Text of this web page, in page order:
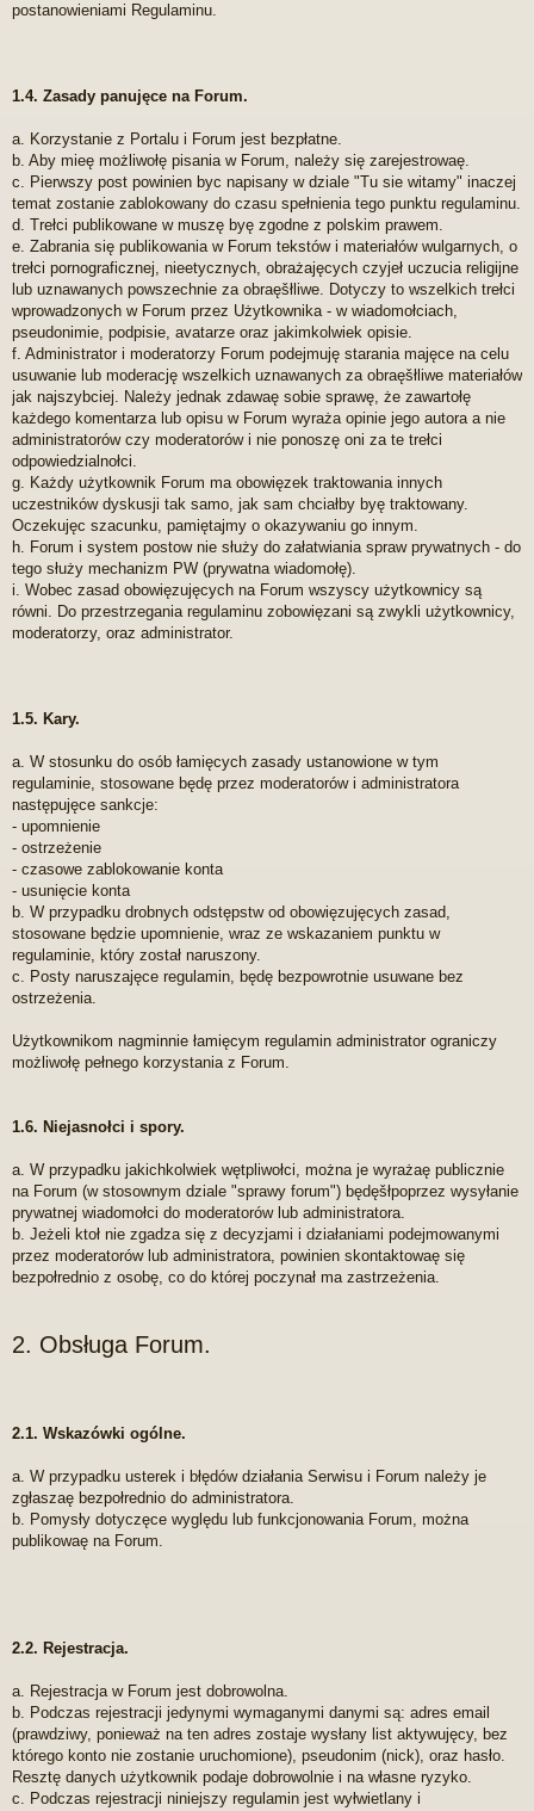
postanowieniami Regulaminu.
1.4. Zasady panujęce na Forum.
a. Korzystanie z Portalu i Forum jest bezpłatne.
b. Aby mieę możliwołę pisania w Forum, należy się zarejestrowaę.
c. Pierwszy post powinien byc napisany w dziale "Tu sie witamy" inaczej
temat zostanie zablokowany do czasu spełnienia tego punktu regulaminu.
d. Trełci publikowane w muszę byę zgodne z polskim prawem.
e. Zabrania się publikowania w Forum tekstów i materiałów wulgarnych, o
trełci pornograficznej, nieetycznych, obrażajęcych czyjeł uczucia religijne
lub uznawanych powszechnie za obraęšłliwe. Dotyczy to wszelkich trełci
wprowadzonych w Forum przez Użytkownika - w wiadomołciach,
pseudonimie, podpisie, avatarze oraz jakimkolwiek opisie.
f. Administrator i moderatorzy Forum podejmuję starania majęce na celu
usuwanie lub moderację wszelkich uznawanych za obraęšłliwe materiałów
jak najszybciej. Należy jednak zdawaę sobie sprawę, że zawartołę
każdego komentarza lub opisu w Forum wyraża opinie jego autora a nie
administratorów czy moderatorów i nie ponoszę oni za te trełci
odpowiedzialnołci.
g. Każdy użytkownik Forum ma obowięzek traktowania innych
uczestników dyskusji tak samo, jak sam chciałby byę traktowany.
Oczekujęc szacunku, pamiętajmy o okazywaniu go innym.
h. Forum i system postow nie służy do załatwiania spraw prywatnych - do
tego służy mechanizm PW (prywatna wiadomołę).
i. Wobec zasad obowięzujęcych na Forum wszyscy użytkownicy są
równi. Do przestrzegania regulaminu zobowięzani są zwykli użytkownicy,
moderatorzy, oraz administrator.
1.5. Kary.
a. W stosunku do osób łamięcych zasady ustanowione w tym
regulaminie, stosowane będę przez moderatorów i administratora
następujęce sankcje:
- upomnienie
- ostrzeżenie
- czasowe zablokowanie konta
- usunięcie konta
b. W przypadku drobnych odstępstw od obowięzujęcych zasad,
stosowane będzie upomnienie, wraz ze wskazaniem punktu w
regulaminie, który został naruszony.
c. Posty naruszajęce regulamin, będę bezpowrotnie usuwane bez
ostrzeżenia.
Użytkownikom nagminnie łamięcym regulamin administrator ograniczy
możliwołę pełnego korzystania z Forum.
1.6. Niejasnołci i spory.
a. W przypadku jakichkolwiek wętpliwołci, można je wyrażaę publicznie
na Forum (w stosownym dziale "sprawy forum") będęšłpoprzez wysyłanie
prywatnej wiadomołci do moderatorów lub administratora.
b. Jeżeli ktoł nie zgadza się z decyzjami i działaniami podejmowanymi
przez moderatorów lub administratora, powinien skontaktowaę się
bezpołrednio z osobę, co do której poczynał ma zastrzeżenia.
2. Obsługa Forum.
2.1. Wskazówki ogólne.
a. W przypadku usterek i błędów działania Serwisu i Forum należy je
zgłaszaę bezpołrednio do administratora.
b. Pomysły dotyczęce wyględu lub funkcjonowania Forum, można
publikowaę na Forum.
2.2. Rejestracja.
a. Rejestracja w Forum jest dobrowolna.
b. Podczas rejestracji jedynymi wymaganymi danymi są: adres email
(prawdziwy, ponieważ na ten adres zostaje wysłany list aktywujęcy, bez
którego konto nie zostanie uruchomione), pseudonim (nick), oraz hasło.
Resztę danych użytkownik podaje dobrowolnie i na własne ryzyko.
c. Podczas rejestracji niniejszy regulamin jest wyłwietlany i